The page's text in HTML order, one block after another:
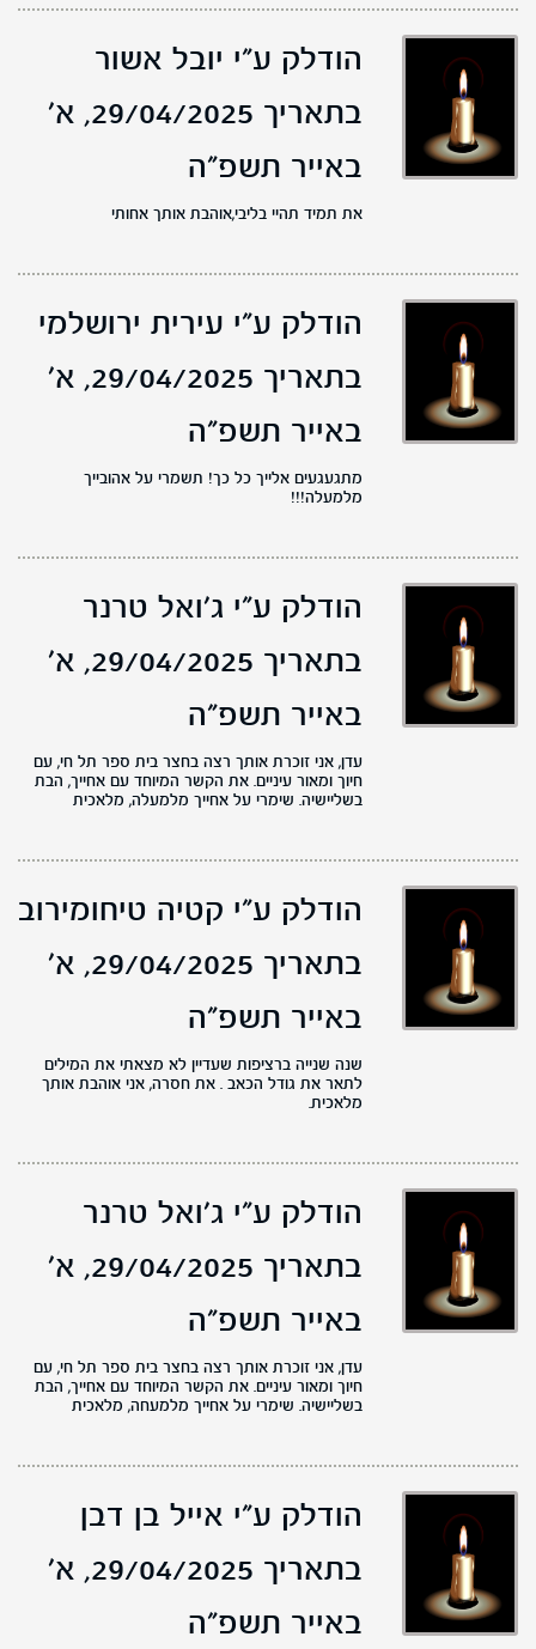
הודלק ע"י יובל אשור
בתאריך 29/04/2025,
א'
באייר תשפ"ה
את תמיד תהיי בליבי,אוהבת אותך אחותי
הודלק ע"י עירית ירושלמי
בתאריך 29/04/2025,
א'
באייר תשפ"ה
מתגעגעים אלייך כל כך! תשמרי על אהובייך
מלמעלה!!!
הודלק ע"י ג'ואל טרנר
בתאריך 29/04/2025,
א'
באייר תשפ"ה
עדן, אני זוכרת אותך רצה בחצר בית ספר תל חי, עם
חיוך ומאור עיניים. את הקשר המיוחד עם אחייך, הבת
בשליישיה. שימרי על אחייך מלמעלה, מלאכית
הודלק ע"י קטיה טיחומירוב
בתאריך 29/04/2025,
א'
באייר תשפ"ה
שנה שנייה ברציפות שעדיין לא מצאתי את המילים
לתאר את גודל הכאב . את חסרה, אני אוהבת אותך
מלאכית.
הודלק ע"י ג'ואל טרנר
בתאריך 29/04/2025,
א'
באייר תשפ"ה
עדן, אני זוכרת אותך רצה בחצר בית ספר תל חי, עם
חיוך ומאור עיניים. את הקשר המיוחד עם אחייך, הבת
בשליישיה. שימרי על אחייך מלמעחה, מלאכית
הודלק ע"י אייל בן דבן
בתאריך 29/04/2025,
א'
באייר תשפ"ה